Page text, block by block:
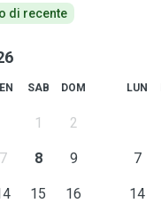
di recente
SAB DOM
1 2
7 8 9
15 16
LUN
7
14